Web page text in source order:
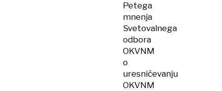
Petega
mnenja
Svetovalnega
odbora
OKVNM
o
uresničevanju
OKVNM